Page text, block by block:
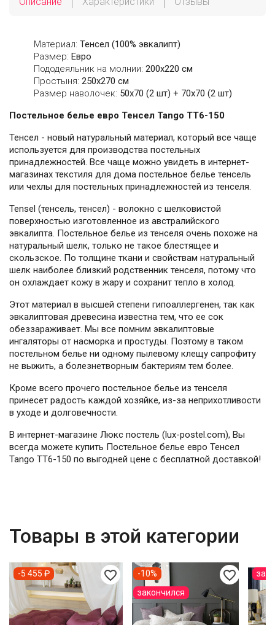
Материал: Тенсел (100% эвкалипт)
Размер: Евро
Пододеяльник на молнии: 200х220 см
Простыня: 250х270 см
Размер наволочек: 50x70 (2 шт) + 70x70 (2 шт)
Постельное белье евро Тенсел Tango TT6-150
Тенсел - новый натуральный материал, который все чаще
используется для производства постельных
принадлежностей. Все чаще можно увидеть в интернет-
магазинах текстиля для дома постельное белье тенсель
или чехлы для постельных принадлежностей из тенселя.
Tensel (тенсель, тенсел) - волокно с шелковистой
поверхностью изготовленное из австралийского
эвкалипта. Постельное белье из тенселя очень похоже на
натуральный шелк, только не такое блестящее и
скользское. По толщине ткани и свойствам натуральный
шелк наиболее близкий родственник тенселя, потому что
он охлаждает кожу в жару и сохранит тепло в холод.
Этот материал в высшей степени гипоаллергенен, так как
эвкалиптовая древесина известна тем, что ее сок
обеззараживает. Мы все помним эвкалиптовые
ингаляторы от насморка и простуды. Поэтому в таком
постельном белье ни одному пылевому клещу сапрофиту
не выжить, а болезнетворным бактериям тем более.
Кроме всего прочего постельное белье из тенселя
принесет радость каждой хозяйке, из-за неприхотливости
в уходе и долговечности.
В интернет-магазине Люкс постель (lux-postel.com), Вы
всегда можете купить Постельное белье евро Тенсел
Tango TT6-150 по выгодней цене с бесплатной доставкой!
Товары в этой категории
favorite_border
-5 455 ₽ favorite_border
-10%
закончился